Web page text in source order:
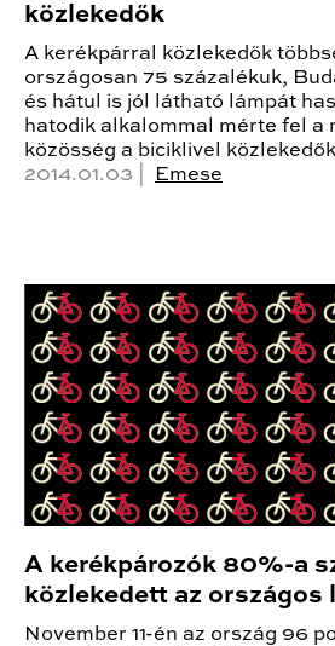
közlekedők
A kerékpárral közlekedők
országosan 75 százalékuk,
és hátul is jól látható lámpát
hatodik alkalommal mérte fel a
közösség a biciklivel
2014.01.03 |
Emese
A kerékpározók 80%-a
közlekedett az országos
November 11-én az ország 96